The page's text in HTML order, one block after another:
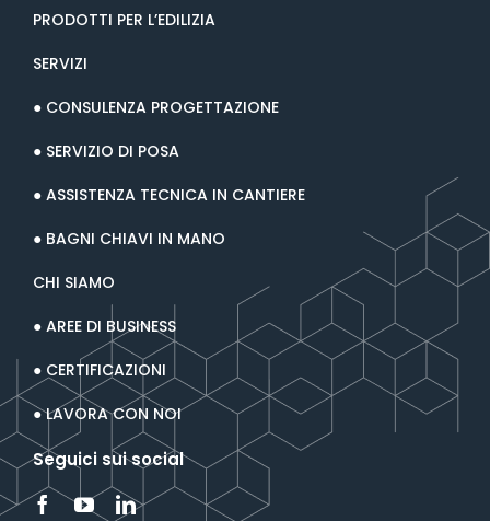
PRODOTTI PER L’EDILIZIA
SERVIZI
● CONSULENZA PROGETTAZIONE
● SERVIZIO DI POSA
● ASSISTENZA TECNICA IN CANTIERE
● BAGNI CHIAVI IN MANO
CHI SIAMO
● AREE DI BUSINESS
● CERTIFICAZIONI
● LAVORA CON NOI
Seguici sui social